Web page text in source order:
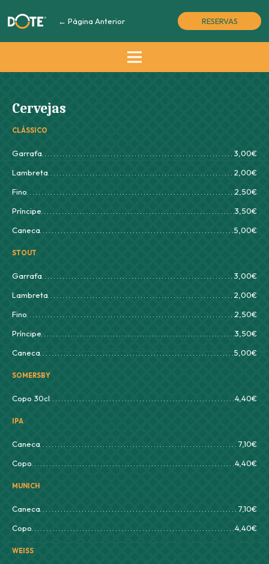
← Página Anterior RESERVAS
Cervejas
CLÁSSICO
Garrafa
3,00€
Lambreta
2,00€
Fino
2,50€
Príncipe
3,50€
Caneca
5,00€
STOUT
Garrafa
3,00€
Lambreta
2,00€
Fino
2,50€
Príncipe
3,50€
Caneca
5,00€
SOMERSBY
Copo 30cl 4,40€
IPA
Caneca
7,10€
Copo
4,40€
MUNICH
Caneca
7,10€
Copo
4,40€
WEISS